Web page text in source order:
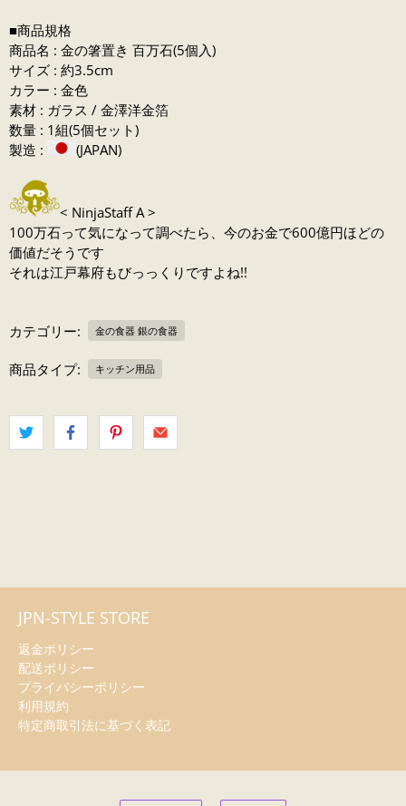
■商品規格
商品名 : 金の箸置き 百万石(5個入)
サイズ : 約3.5cm
カラー : 金色
素材 : ガラス / 金澤洋金箔
数量 : 1組(5個セット)
製造 :
(JAPAN)
< NinjaStaff A >
100万石って気になって調べたら、今のお金で600億円ほどの
価値だそうです
それは江戸幕府もびっっくりですよね!!
カテゴリー: 金の食器 銀の食器
商品タイプ: キッチン用品
JPN-STYLE STORE
返金ポリシー
配送ポリシー
プライバシーポリシー
利用規約
特定商取引法に基づく表記